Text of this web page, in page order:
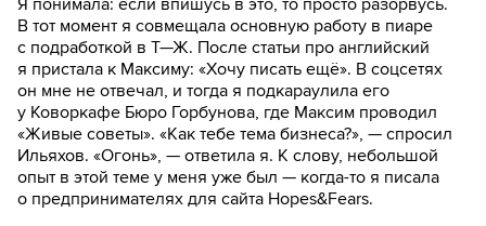
Я понимала: если впишусь в это, то просто разорвусь.
В тот момент я совмещала основную работу в пиаре
с подработкой в Т—Ж. После статьи про английский
я пристала к Максиму: «Хочу писать ещё». В соцсетях
он мне не отвечал, и тогда я подкараулила его
у Коворкафе Бюро Горбунова, где Максим проводил
«Живые советы». «Как тебе тема бизнеса?», — спросил
Ильяхов. «Огонь», — ответила я. К слову, небольшой
опыт в этой теме у меня уже был — когда-то я писала
о предпринимателях для сайта Hopes&Fears.